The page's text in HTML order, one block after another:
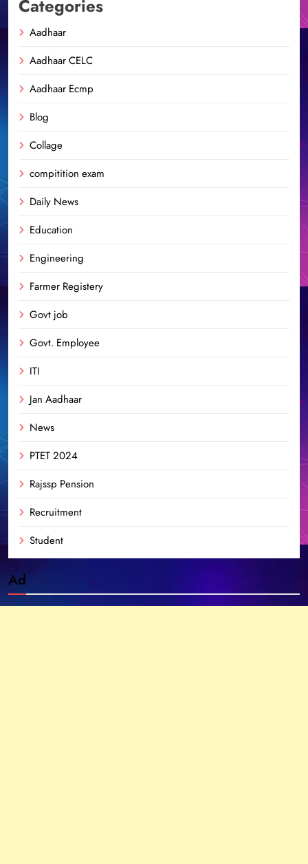
Categories
Aadhaar
Aadhaar CELC
Aadhaar Ecmp
Blog
Collage
compitition exam
Daily News
Education
Engineering
Farmer Registery
Govt job
Govt. Employee
ITI
Jan Aadhaar
News
PTET 2024
Rajssp Pension
Recruitment
Student
Ad